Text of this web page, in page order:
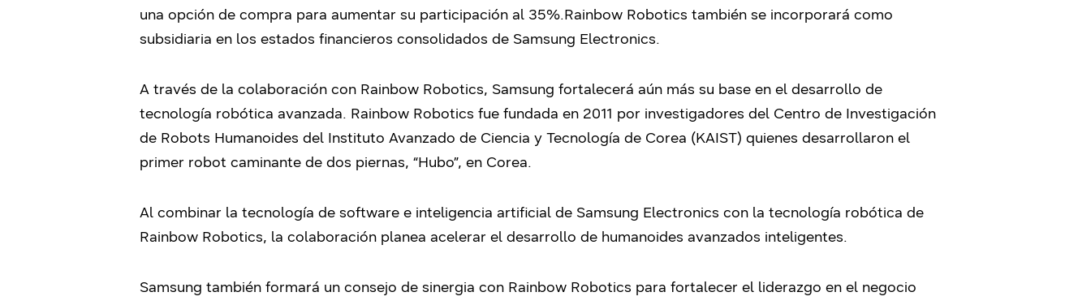
una opción de compra para aumentar su participación al 35%.Rainbow Robotics también se incorporará como
subsidiaria en los estados financieros consolidados de Samsung Electronics.
A través de la colaboración con Rainbow Robotics, Samsung fortalecerá aún más su base en el desarrollo de
tecnología robótica avanzada. Rainbow Robotics fue fundada en 2011 por investigadores del Centro de Investigación
de Robots Humanoides del Instituto Avanzado de Ciencia y Tecnología de Corea (KAIST) quienes desarrollaron el
primer robot caminante de dos piernas, “Hubo”, en Corea.
Al combinar la tecnología de software e inteligencia artificial de Samsung Electronics con la tecnología robótica de
Rainbow Robotics, la colaboración planea acelerar el desarrollo de humanoides avanzados inteligentes.
Samsung también formará un consejo de sinergia con Rainbow Robotics para fortalecer el liderazgo en el negocio